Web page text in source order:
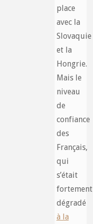
place
avec la
Slovaquie
et la
Hongrie.
Mais le
niveau
de
confiance
des
Français,
qui
s’était
fortement
dégradé
à la